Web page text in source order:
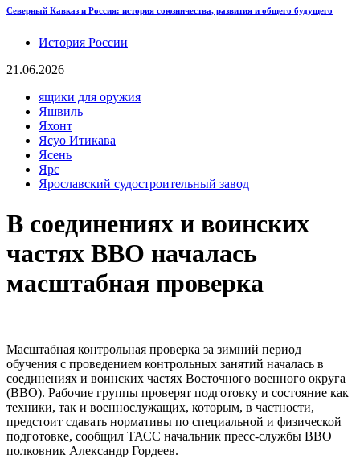
Северный Кавказ и Россия: история союзничества, развития и общего будущего
История России
21.06.2026
ящики для оружия
Яшвиль
Яхонт
Ясуо Итикава
Ясень
Ярс
Ярославский судостроительный завод
В соединениях и воинских
частях ВВО началась
масштабная проверка
Масштабная контрольная проверка за зимний период
обучения с проведением контрольных занятий началась в
соединениях и воинских частях Восточного военного округа
(ВВО). Рабочие группы проверят подготовку и состояние как
техники, так и военнослужащих, которым, в частности,
предстоит сдавать нормативы по специальной и физической
подготовке, сообщил ТАСС начальник пресс-службы ВВО
полковник Александр Гордеев.